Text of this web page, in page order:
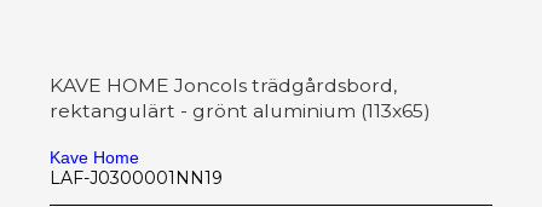
KAVE HOME Joncols trädgårdsbord,
rektangulärt - grönt aluminium (113x65)
Kave Home
LAF-J0300001NN19